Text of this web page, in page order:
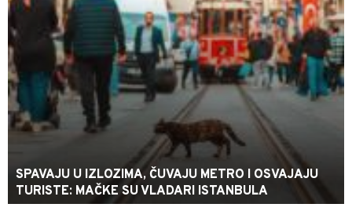
SPAVAJU U IZLOZIMA, ČUVAJU METRO I OSVAJAJU
TURISTE: MAČKE SU VLADARI ISTANBULA